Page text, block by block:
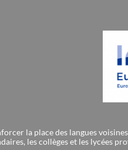
la place des langues
les collèges et les lycées